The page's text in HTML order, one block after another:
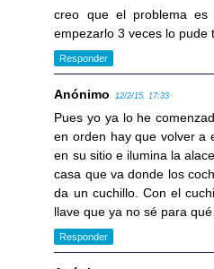
creo que el problema
empezarlo 3 veces lo pude
Responder
Anónimo 12/2/15, 17:33
Pues yo ya lo he
en orden hay que volver a
en su sitio e ilumina la
casa que va donde los
da un cuchillo. Con el
llave que ya no sé para qué
Responder